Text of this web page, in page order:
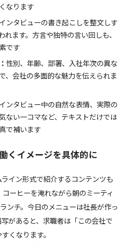
なります
インタビューの書き起こしを整文しす
れます。方言や独特の言い回しも、
です
性別、年齢、部署、入社年次の異な
、会社の多面的な魅力を伝えられま
インタビュー中の自然な表情、実際の
ない一コマなど、テキストだけでは
で補います
くイメージを具体的に
イン形式で紹介するコンテンツも
ーヒーを淹れながら朝のミーティ
ンチ。今日のメニューは社長が作っ
があると、求職者は「この会社で
くなります。